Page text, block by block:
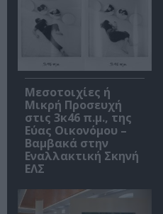
Μεσοτοιχίες ή
Μικρή Προσευχή
στις 3κ46 π.μ., της
Εύας Οικονόμου –
Βαμβακά στην
Εναλλακτική Σκηνή
ΕΛΣ